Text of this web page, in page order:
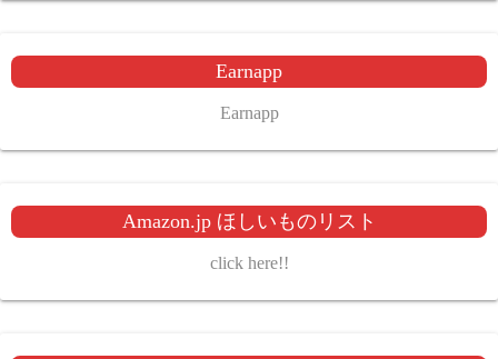
Earnapp
Earnapp
Amazon.jp ほしいものリスト
click here!!